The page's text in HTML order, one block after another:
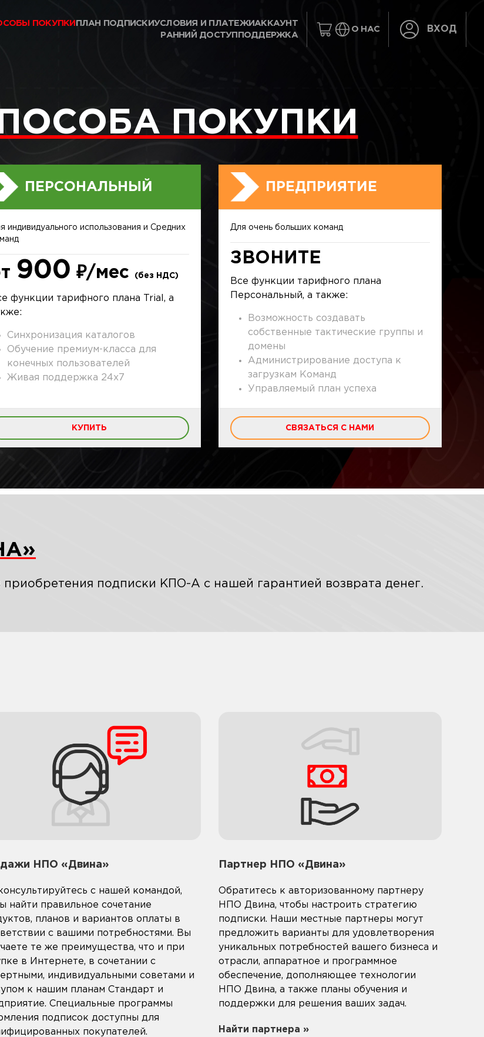
ПОКУПКИ ПЛАН ПОДПИСКИУСЛОВИЯ И ПЛАТЕЖИ АККАУНТ
РАННИЙ ДОСТУП ПОДДЕРЖКА
О НАС ВХОД
ПОКУПКИ
ПЕРСОНАЛЬНЫЙ
индивидуального использования и Средних
900 ₽/мес (без НДС)
функции тарифного плана Trial, а
Синхронизация каталогов
Обучение премиум-класса для
конечных пользователей
Живая поддержка 24x7
КУПИТЬ
ПРЕДПРИЯТИЕ
Для очень больших команд
ЗВОНИТЕ
Все функции тарифного плана
Персональный, а также:
Возможность создавать
собственные тактические группы и
домены
Администрирование доступа к
загрузкам Команд
Управляемый план успеха
СВЯЗАТЬСЯ С НАМИ
подписки КПО-А с нашей гарантией возврата денег.
НПО «Двина»
с нашей командой,
найти правильное сочетание
планов и вариантов оплаты в
с вашими потребностями. Вы
те же преимущества, что и при
в Интернете, в сочетании с
индивидуальными советами и
к нашим планам Стандарт и
Специальные программы
подписок доступны для
покупателей.
Партнер НПО «Двина»
Обратитесь к авторизованному партнеру
НПО Двина, чтобы настроить стратегию
подписки. Наши местные партнеры могут
предложить варианты для удовлетворения
уникальных потребностей вашего бизнеса и
отрасли, аппаратное и программное
обеспечение, дополняющее технологии
НПО Двина, а также планы обучения и
поддержки для решения ваших задач.
Найти партнера »